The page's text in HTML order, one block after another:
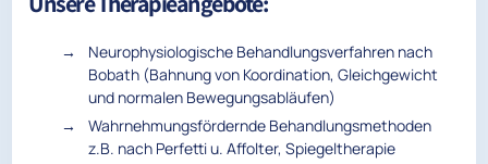
Neurophysiologische Behandlungsverfahren nach
Bobath (Bahnung von Koordination, Gleichgewicht
und normalen Bewegungsabläufen)
Wahrnehmungsfördernde Behandlungsmethoden
z.B. nach Perfetti u. Affolter, Spiegeltherapie